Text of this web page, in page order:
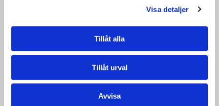
Visa detaljer
Tillåt alla
Tillåt urval
Avvisa